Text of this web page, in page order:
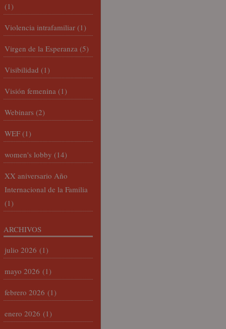
(1)
Violencia intrafamiliar (1)
Virgen de la Esperanza (5)
Visibilidad (1)
Visión femenina (1)
Webinars (2)
WEF (1)
women's lobby (14)
XX aniversario Año
Internacional de la Familia
(1)
ARCHIVOS
julio 2026 (1)
mayo 2026 (1)
febrero 2026 (1)
enero 2026 (1)